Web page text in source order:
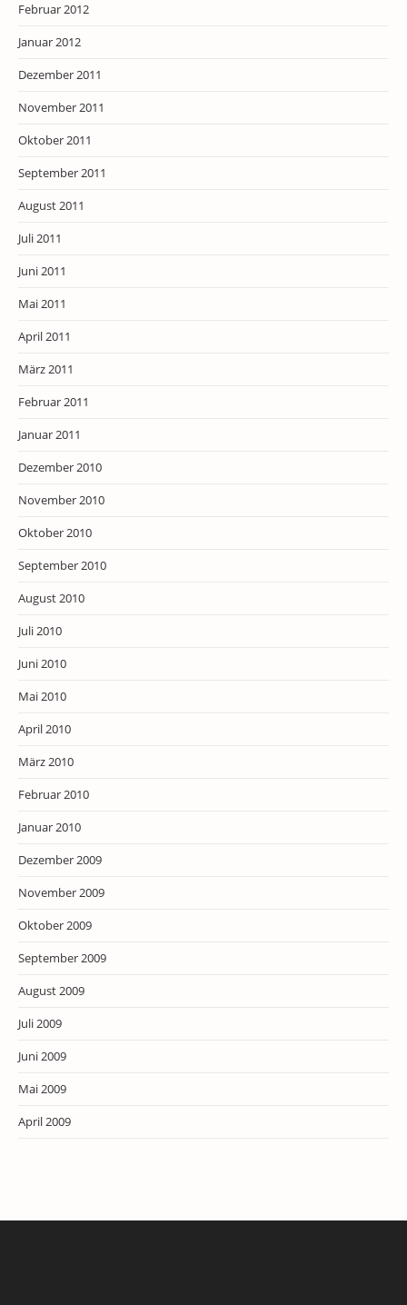
Februar 2012
Januar 2012
Dezember 2011
November 2011
Oktober 2011
September 2011
August 2011
Juli 2011
Juni 2011
Mai 2011
April 2011
März 2011
Februar 2011
Januar 2011
Dezember 2010
November 2010
Oktober 2010
September 2010
August 2010
Juli 2010
Juni 2010
Mai 2010
April 2010
März 2010
Februar 2010
Januar 2010
Dezember 2009
November 2009
Oktober 2009
September 2009
August 2009
Juli 2009
Juni 2009
Mai 2009
April 2009